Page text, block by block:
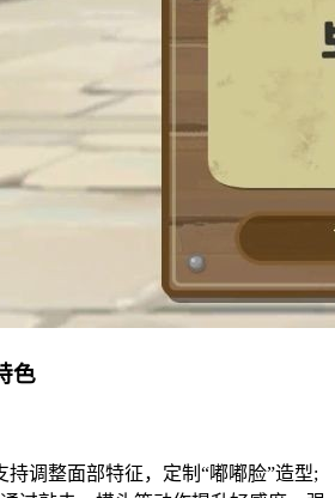
色
持调整面部特征，定制“嘟嘟脸”造型;